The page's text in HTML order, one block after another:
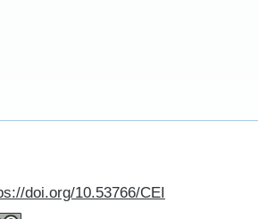
doi.org/10.53766/CEI